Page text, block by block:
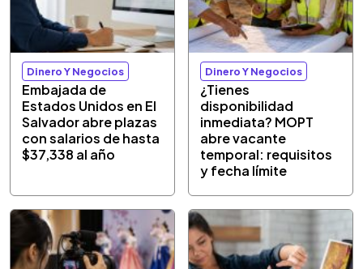
Dinero Y Negocios
Embajada de
Estados Unidos en El
Salvador abre plazas
con salarios de hasta
$37,338 al año
Dinero Y Negocios
¿Tienes
disponibilidad
inmediata? MOPT
abre vacante
temporal: requisitos
y fecha límite